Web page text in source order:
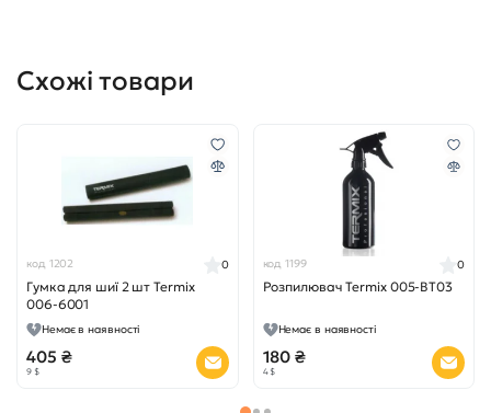
Схожі товари
код 1202
Гумка для шиї 2 шт Termix
006-6001
0
Немає в наявності
405 ₴
9 $
код 1199
Розпилювач Termix 005-BT03
0
Немає в наявності
180 ₴
4 $